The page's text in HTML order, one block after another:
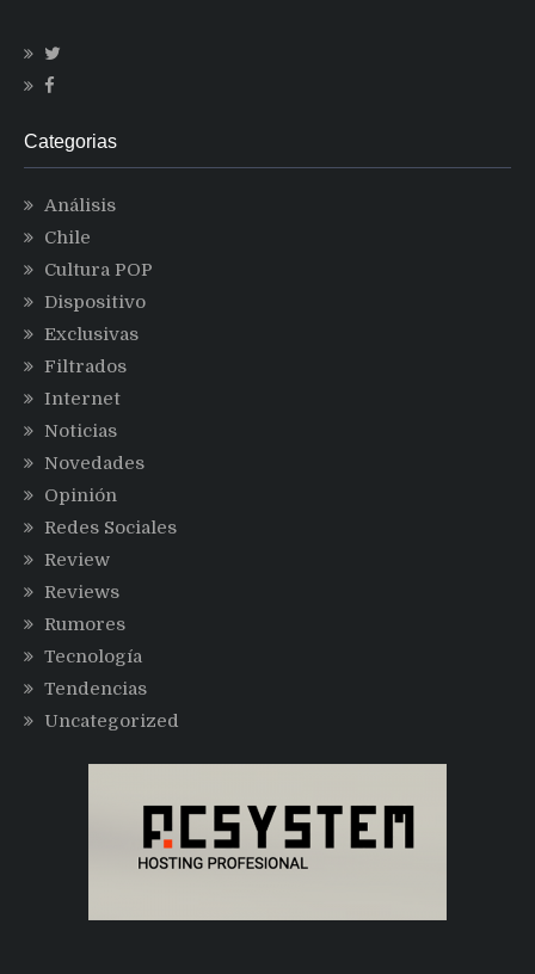
Categorias
Análisis
Chile
Cultura POP
Dispositivo
Exclusivas
Filtrados
Internet
Noticias
Novedades
Opinión
Redes Sociales
Review
Reviews
Rumores
Tecnología
Tendencias
Uncategorized